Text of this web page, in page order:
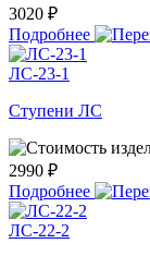
3020 ₽
Подробнее
ЛС-23-1
Ступени ЛС
2990 ₽
Подробнее
ЛС-22-2